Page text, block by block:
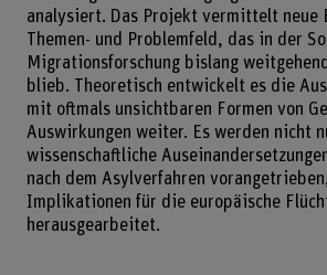
analysiert. Das Projekt vermittelt neue
Themen- und Problemfeld, das in der
Migrationsforschung bislang
blieb. Theoretisch entwickelt es die
mit oftmals unsichtbaren Formen von
Auswirkungen weiter. Es werden nicht
wissenschaftliche
nach dem Asylverfahren
Implikationen für die europäische
herausgearbeitet.